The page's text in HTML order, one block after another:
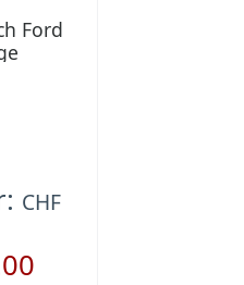
Ford
CHF